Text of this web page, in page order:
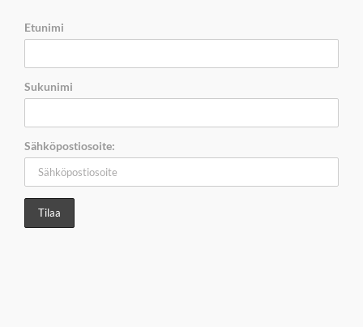
Etunimi
Sukunimi
Sähköpostiosoite: